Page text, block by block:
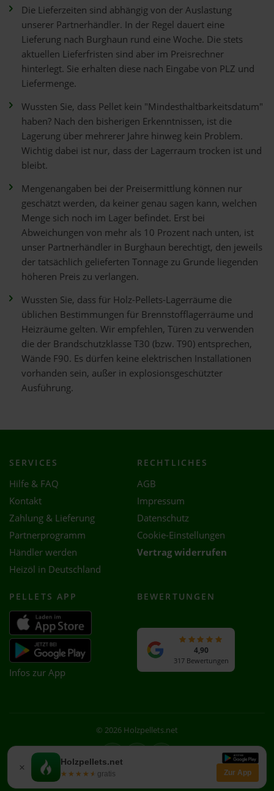
Die Lieferzeiten sind abhängig von der Auslastung
unserer Partnerhändler. In der Regel dauert eine
Lieferung nach Burghaun rund eine Woche. Die stets
aktuellen Lieferfristen sind aber im Preisrechner
hinterlegt. Sie erhalten diese nach Eingabe von PLZ und
Liefermenge.
Wussten Sie, dass Pellet kein "Mindesthaltbarkeitsdatum"
haben? Nach den bisherigen Erkenntnissen, ist die
Lagerung über mehrerer Jahre hinweg kein Problem.
Wichtig dabei ist nur, dass der Lagerraum trocken ist und
bleibt.
Mengenangaben bei der Preisermittlung können nur
geschätzt werden, da keiner genau sagen kann, welchen
Menge sich noch im Lager befindet. Erst bei
Abweichungen von mehr als 10 Prozent nach unten, ist
unser Partnerhändler in Burghaun berechtigt, den jeweils
der tatsächlich gelieferten Tonnage zu Grunde liegenden
höheren Preis zu verlangen.
Wussten Sie, dass für Holz-Pellets-Lagerräume die
üblichen Bestimmungen für Brennstofflagerräume und
Heizräume gelten. Wir empfehlen, Türen zu verwenden
die der Brandschutzklasse T30 (bzw. T90) entsprechen,
Wände F90. Es dürfen keine elektrischen Installationen
vorhanden sein, außer in explosionsgeschützter
Ausführung.
× Holzpellets.net
★★★★★
★★★★★ gratis Zur App
SERVICES
Hilfe & FAQ
Kontakt
Zahlung & Lieferung
Partnerprogramm
Händler werden
Heizöl in Deutschland
RECHTLICHES
AGB
Impressum
Datenschutz
Cookie-Einstellungen
Vertrag widerrufen
PELLETS APP
Infos zur App
BEWERTUNGEN
4,90
317 Bewertungen
© 2026 Holzpellets.net
Facebook